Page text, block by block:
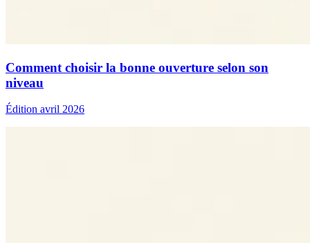
Comment choisir la bonne ouverture selon son
niveau
Édition avril 2026